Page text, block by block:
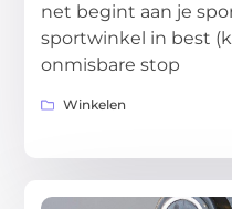
net begint aan je
sportwinkel in best
onmisbare stop
Winkelen